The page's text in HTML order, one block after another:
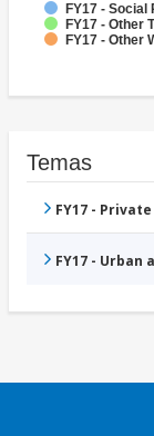
FY17 - Social
FY17 - Other
FY17 - Other
Temas
FY17 -
FY17 - Urban